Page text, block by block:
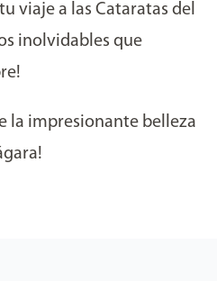
tu viaje a las Cataratas del
inolvidables que
la impresionante belleza